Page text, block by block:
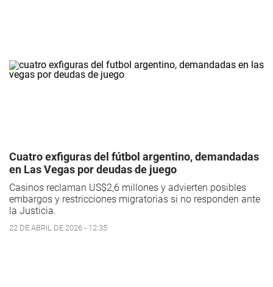
Cuatro exfiguras del fútbol argentino, demandadas
en Las Vegas por deudas de juego
Casinos reclaman US$2,6 millones y advierten posibles
embargos y restricciones migratorias si no responden ante
la Justicia.
22 DE ABRIL DE 2026 - 12:35